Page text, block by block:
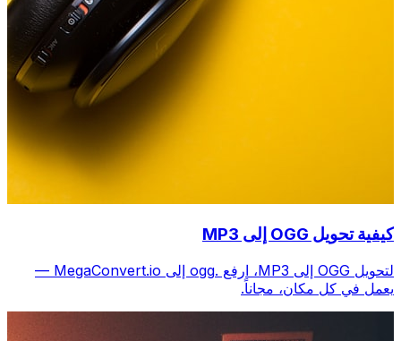
كيفية تحويل OGG إلى MP3
لتحويل OGG إلى MP3، ارفع .ogg إلى MegaConvert.io —
يعمل في كل مكان، مجاناً.